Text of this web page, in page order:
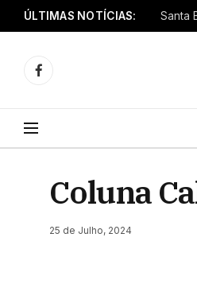
ÚLTIMAS NOTÍCIAS:
Facebook
Coluna
25 de Julho, 2024